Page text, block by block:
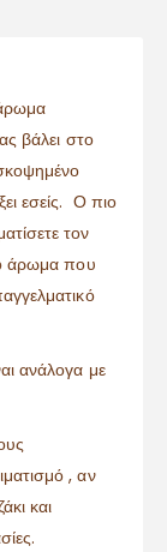
βάλει στο
εσείς. Ο πιο
τον
άρωμα που
ανάλογα με
, αν
και